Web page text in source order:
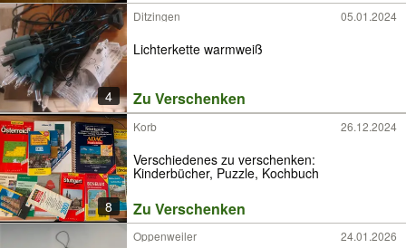
4
Ditzingen 05.01.2024
Lichterkette warmweiß
Zu Verschenken
8
Korb 26.12.2024
Verschiedenes zu verschenken:
Kinderbücher, Puzzle, Kochbuch
Zu Verschenken
Oppenweiler 24.01.2026